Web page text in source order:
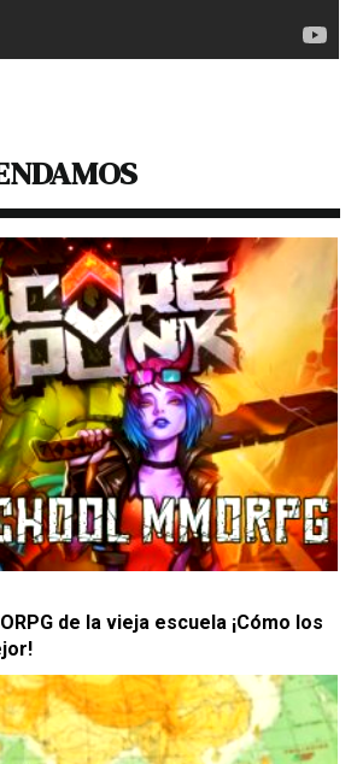
de la vieja escuela ¡Cómo los